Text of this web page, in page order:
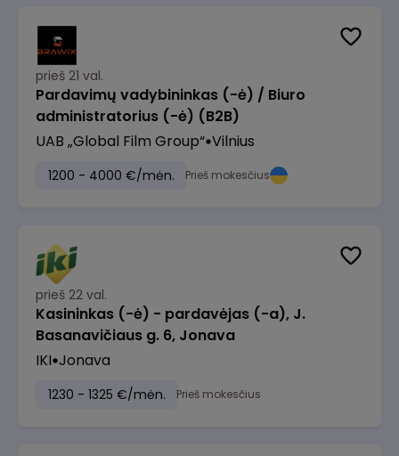
prieš 21 val.
Pardavimų vadybininkas (-ė) / Biuro
administratorius (-ė) (B2B)
UAB „Global Film Group“ Vilnius
1200 - 4000 €/mėn. Prieš mokesčius
prieš 22 val.
Kasininkas (-ė) - pardavėjas (-a), J.
Basanavičiaus g. 6, Jonava
IKI Jonava
1230 - 1325 €/mėn. Prieš mokesčius